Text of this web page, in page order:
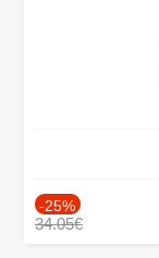
-25%
34.05€